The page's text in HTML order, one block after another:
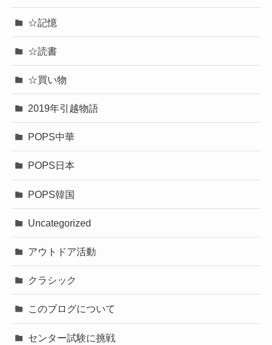
☆記憶
☆読書
☆買い物
2019年引越物語
POPS中華
POPS日本
POPS韓国
Uncategorized
アウトドア活動
クラシック
このブログについて
センター試験に挑戦